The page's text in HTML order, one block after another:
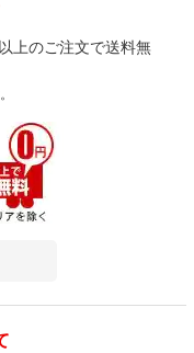
上のご注文で送料無